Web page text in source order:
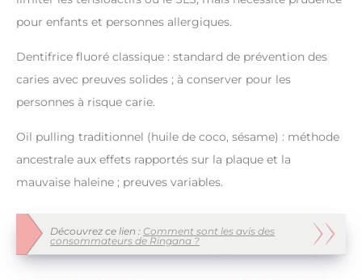
pour enfants et personnes allergiques.
Dentifrice fluoré classique : standard de prévention des
caries avec preuves solides ; à conserver pour les
personnes à risque carie.
Oil pulling traditionnel (huile de coco, sésame) : méthode
ancestrale aux effets rapportés sur la plaque et la
mauvaise haleine ; preuves variables.
Découvrez ce lien : Comment sont les avis des
consommateurs de Ringana ?